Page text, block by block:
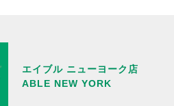
エイブル ニューヨーク店
ABLE NEW YORK